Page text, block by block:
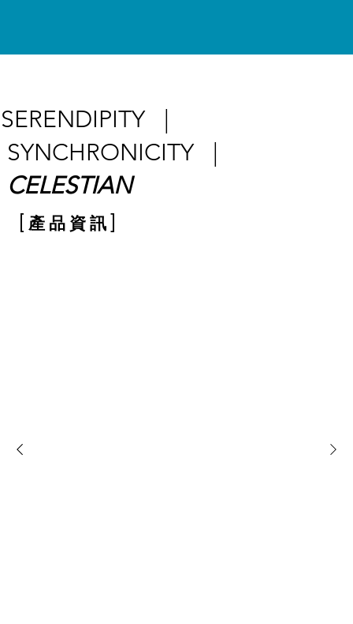
SERENDIPITY|
SYNCHRONICITY|
CELESTIAN
[ 產 品 資 訊 ]